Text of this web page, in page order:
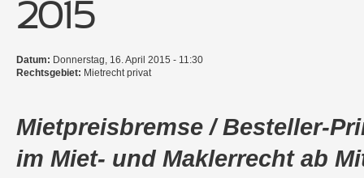
2015
Datum: Donnerstag, 16. April 2015 - 11:30
Rechtsgebiet: Mietrecht privat
Mietpreisbremse / Besteller-
im Miet- und Maklerrecht ab